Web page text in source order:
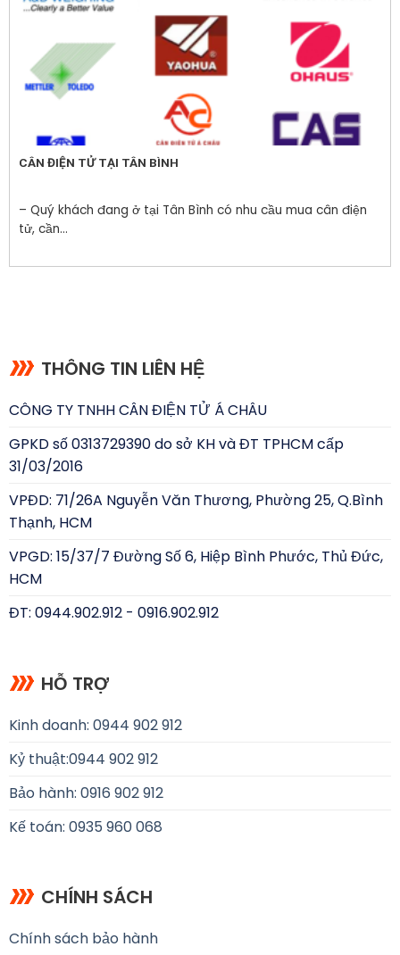
CÂN ĐIỆN TỬ TẠI TÂN BÌNH
– Quý khách đang ở tại Tân Bình có nhu cầu mua cân điện
tử, cần...
THÔNG TIN LIÊN HỆ
CÔNG TY TNHH CÂN ĐIỆN TỬ Á CHÂU
GPKD số 0313729390 do sở KH và ĐT TPHCM cấp
31/03/2016
VPĐD: 71/26A Nguyễn Văn Thương, Phường 25, Q.Bình
Thạnh, HCM
VPGD: 15/37/7 Đường Số 6, Hiệp Bình Phước, Thủ Đức,
HCM
ĐT: 0944.902.912 - 0916.902.912
HỖ TRỢ
Kinh doanh: 0944 902 912
Kỷ thuật:0944 902 912
Bảo hành: 0916 902 912
Kế toán: 0935 960 068
CHÍNH SÁCH
Chính sách bảo hành